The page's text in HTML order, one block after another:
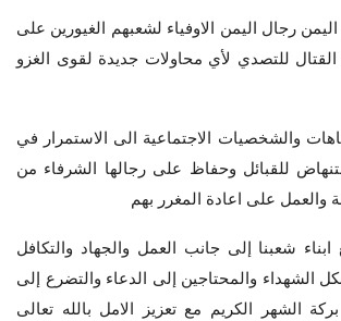
اليمن رجال اليمن الاوفياء لشعبهم الغيورين على
للتصدي لأي محاولات جديدة لقوى الغزو
والشخصيات الاجتماعية الى الاستمرار في
للقبائل وحفاظ على رجالها الشرفاء من
والعمل على اعادة المغرر بهم
شعبنا إلى جانب العمل والجهاد والتكافل
بكل الشهداء والمحتاجين إلى الدعاء والتضرع إلى
بركة الشهر الكريم مع تعزيز الامل بالله تعالى